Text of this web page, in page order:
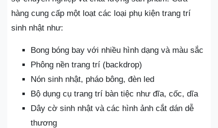
hàng cung cấp một loạt các loại phụ kiện trang trí
sinh nhật như:
Bong bóng bay với nhiều hình dạng và màu sắc
Phông nền trang trí (backdrop)
Nón sinh nhật, pháo bông, đèn led
Bộ dụng cụ trang trí bàn tiệc như đĩa, cốc, dĩa
Dây cờ sinh nhật và các hình ảnh cắt dán dễ
thương